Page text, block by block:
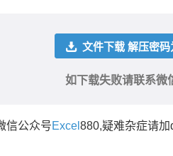
文件下载 解压密
如下载失败请联系微
信公众号Excel 880,疑难杂症请